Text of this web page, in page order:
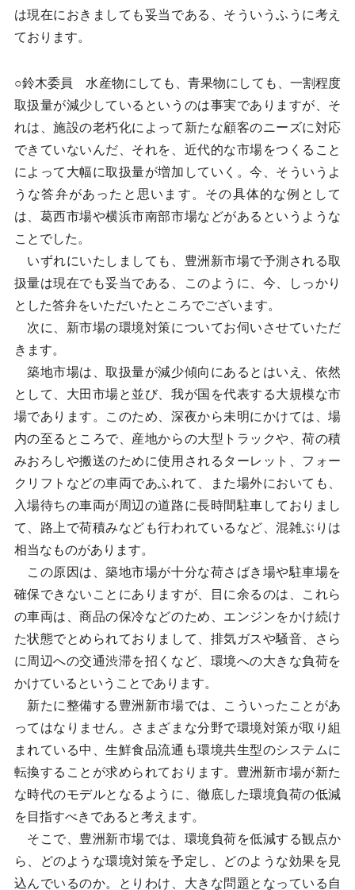
は現在におきましても妥当である、そういうふうに考え
ております。
○鈴木委員 水産物にしても、青果物にしても、一割程度
取扱量が減少しているというのは事実でありますが、そ
れは、施設の老朽化によって新たな顧客のニーズに対応
できていないんだ、それを、近代的な市場をつくること
によって大幅に取扱量が増加していく。今、そういうよ
うな答弁があったと思います。その具体的な例として
は、葛西市場や横浜市南部市場などがあるというような
ことでした。
いずれにいたしましても、豊洲新市場で予測される取
扱量は現在でも妥当である、このように、今、しっかり
とした答弁をいただいたところでございます。
次に、新市場の環境対策についてお伺いさせていただ
きます。
築地市場は、取扱量が減少傾向にあるとはいえ、依然
として、大田市場と並び、我が国を代表する大規模な市
場であります。このため、深夜から未明にかけては、場
内の至るところで、産地からの大型トラックや、荷の積
みおろしや搬送のために使用されるターレット、フォー
クリフトなどの車両であふれて、また場外においても、
入場待ちの車両が周辺の道路に長時間駐車しておりまし
て、路上で荷積みなども行われているなど、混雑ぶりは
相当なものがあります。
この原因は、築地市場が十分な荷さばき場や駐車場を
確保できないことにありますが、目に余るのは、これら
の車両は、商品の保冷などのため、エンジンをかけ続け
た状態でとめられておりまして、排気ガスや騒音、さら
に周辺への交通渋滞を招くなど、環境への大きな負荷を
かけているということであります。
新たに整備する豊洲新市場では、こういったことがあ
ってはなりません。さまざまな分野で環境対策が取り組
まれている中、生鮮食品流通も環境共生型のシステムに
転換することが求められております。豊洲新市場が新た
な時代のモデルとなるように、徹底した環境負荷の低減
を目指すべきであると考えます。
そこで、豊洲新市場では、環境負荷を低減する観点か
ら、どのような環境対策を予定し、どのような効果を見
込んでいるのか。とりわけ、大きな問題となっている自